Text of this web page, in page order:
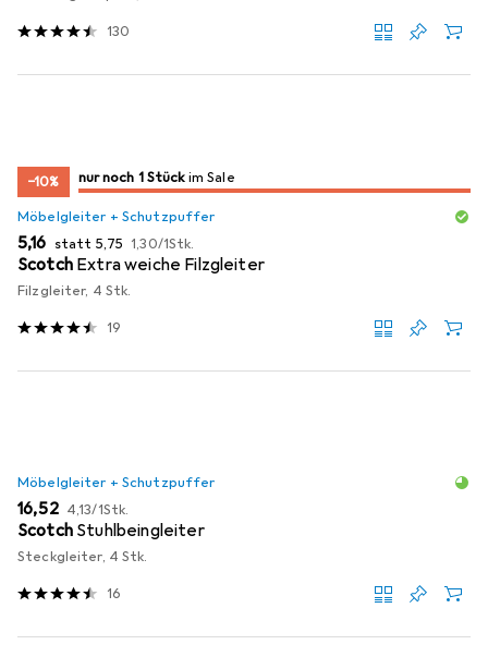
130
−10% noch 1 Stückim Sale
nur noch 1 Stück im Sale
Möbelgleiter + Schutzpuffer
EUR
5,16 statt EUR
5,75 EUR
1,30/1Stk.
Scotch Extra weiche Filzgleiter
Filzgleiter, 4 Stk.
19
Möbelgleiter + Schutzpuffer
EUR
16,52 EUR
4,13/1Stk.
Scotch Stuhlbeingleiter
Steckgleiter, 4 Stk.
16